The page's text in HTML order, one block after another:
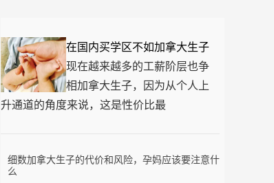
在国内买学区不如加拿大生子
现在越来越多的工薪阶层也争
相加拿大生子，因为从个人上
升通道的角度来说，这是性价比最
细数加拿大生子的代价和风险，孕妈应该要注意什
么